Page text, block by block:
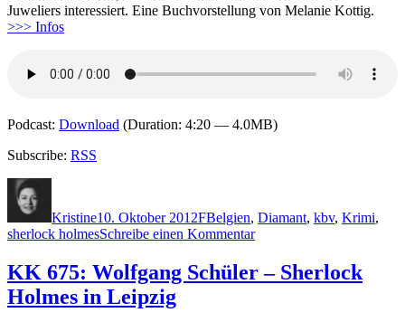
Juweliers interessiert. Eine Buchvorstellung von Melanie Kottig.
>>> Infos
Podcast: Download (Duration: 4:20 — 4.0MB)
Subscribe: RSS
Kristine10. Oktober 2012FBelgien, Diamant, kbv, Krimi,
sherlock holmesSchreibe einen Kommentarzu
Franke
–
KK 675: Wolfgang Schüler – Sherlock
Holmes in Leipzig